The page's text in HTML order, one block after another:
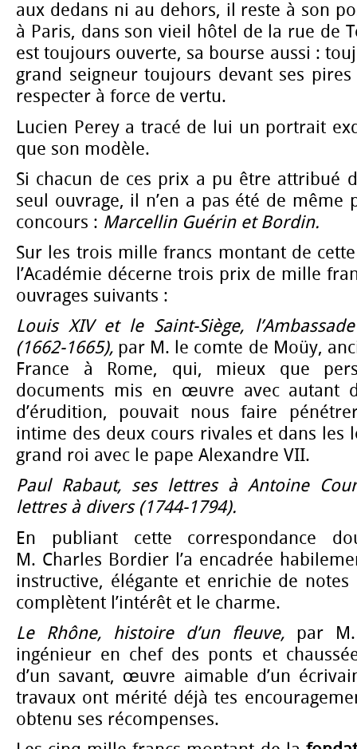
aux dedans ni au dehors, il reste à son
à Paris, dans son vieil hôtel de la rue de
est toujours ouverte, sa bourse aussi :
grand seigneur toujours devant ses
respecter à force de vertu.
Lucien Perey a tracé de lui un portrait
que son modèle.
Si chacun de ces prix a pu être attribué
seul ouvrage, il n’en a pas été de même
concours : Marcellin Guérin et Bordin.
Sur les trois mille francs montant de
l’Académie décerne trois prix de mille
ouvrages suivants :
Louis XIV et le Saint-Siège,
(1662-1665), par M. le comte de Moüy,
France à Rome, qui, mieux que
documents mis en œuvre avec autant
d’érudition, pouvait nous faire
intime des deux cours rivales et dans les
grand roi avec le pape Alexandre VII.
Paul Rabaut, ses lettres à Antoine
lettres à divers (1744-1794).
En publiant cette correspondance
M. Charles Bordier l’a encadrée
instructive, élégante et enrichie de
complètent l’intérêt et le charme.
Le Rhône, histoire d’un fleuve, par
ingénieur en chef des ponts et
d’un savant, œuvre aimable d’un
travaux ont mérité déjà tes
obtenu ses récompenses.